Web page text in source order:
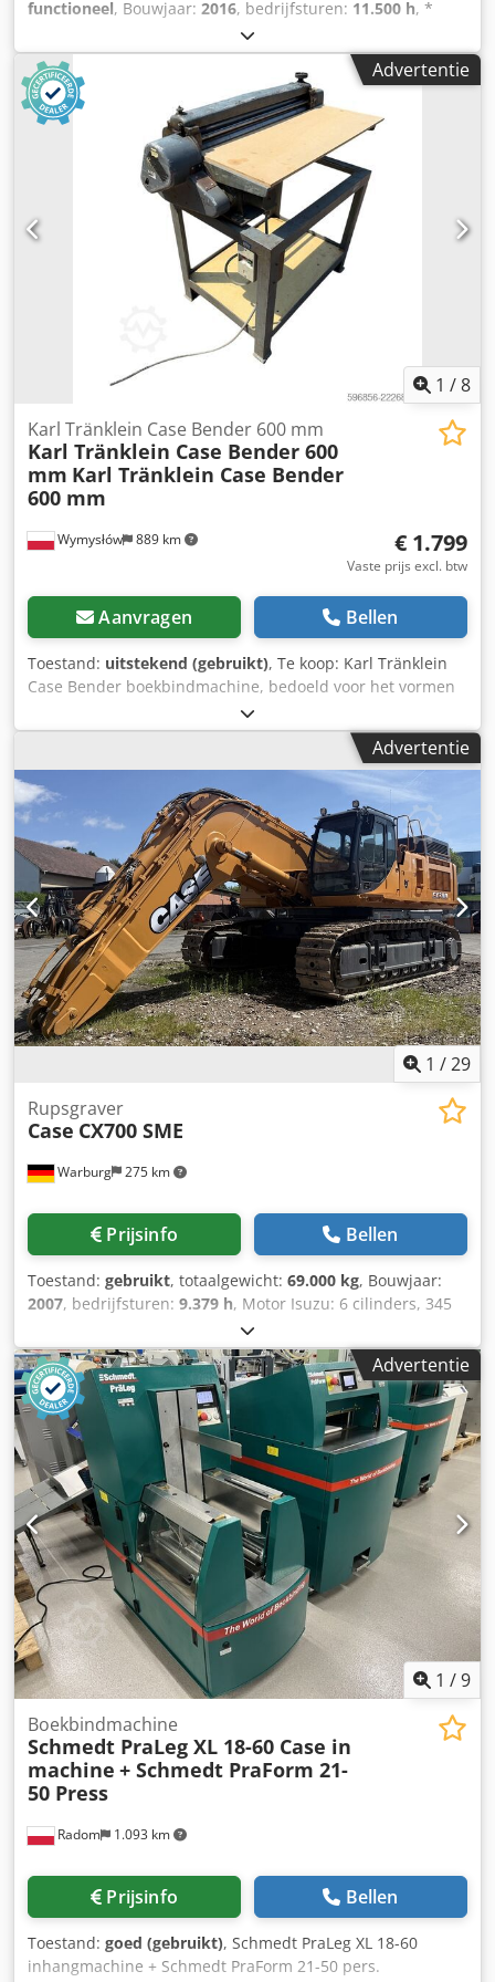
Aanbod geldt eveneens voor overheden. Verkoop aan
uitsluitend particuliere eindgebruikers is uitgesloten.
Tussentijdse verkoop en fouten voorbehouden. Netto prijs:
20.900,- euro.
functioneel, Bouwjaar: 2016, bedrijfsturen: 11.500 h, *
11.500 bedrijfsuren * Bedrijfsgewicht 15.700 kg Dsdpfx Aoy
Rm H Esbhsck * Motorvermogen 77 kW * Roadliner *
hydraulische snelwissel * airconditioning
Advertentie
1 /8
Wymysłów 889 km
Karl Tränklein Case Bender 600 mm
Karl Tränklein Case Bender 600
mm Karl Tränklein Case Bender
600 mm
€ 1.799
Vaste prijs excl. btw
Aanvragen Bellen
Toestand: uitstekend (gebruikt), Te koop: Karl Tränklein
Case Bender boekbindmachine, bedoeld voor het vormen
en buigen van ruggen van harde boekomslagen. Het
apparaat geeft omslagen de juiste radius, waardoor deze
perfect aansluiten op het boekblok. De machine is
uitgerust met verstelbare rollen waarmee deze kan
worden aangepast aan verschillende omslagdiktes. De
robuuste gietijzeren constructie zorgt voor hoge precisie
en jarenlang gebruik. Technische gegevens: Fabrikant: Karl
Tränklein Type: Case Bender / rugvormmachine
Werkbreedte: ca. 600 mm Instelbare roldraad Stabiele
gietijzeren constructie Elektrische aandrijving Werktafel
Staat: gebruikt Toepassingen: productie van hardcover
boeken, boekbinderijen, drukkerijen, Dcodpfxsziwnbe
Abhok grafische bedrijven, productie van albums, catalogi
en omslagen.
Advertentie
1 /29
Warburg 275 km
Rupsgraver
Case CX700 SME
Prijsinfo Bellen
Toestand: gebruikt, totaalgewicht: 69.000 kg, Bouwjaar:
2007, bedrijfsturen: 9.379 h, Motor Isuzu: 6 cilinders, 345
kW – AH-6WG1X – EPA en CE Giek 6,58 m Stel 3 m
Bodemplaten 650 mm Alle hydrauliekslangen
(hamer/grijper en rotatie) Hydraulische snelwissel: OIL
Quick OQ90 of Lehnhoff HS80 Dieplepel – 4,55 m³ SAE
Transportgewicht 69 ton Transportbreedte 3,93 m
Werkbreedte (4,14 m met opstappen) Transporthoogte 4,37
m Machine is in onze werkplaats gereviseerd en
gerepareerd Rapport op aanvraag Dcedpfoul U H Tsx Abhjk
Grote onderhoudsbeurt uitgevoerd: alle oliën en filters,
inclusief 650 liter hydrauliekolie CASE Duitsland maart
2026: De motor heeft 6 nieuwe injectoren (factuur op
aanvraag)
Advertentie
1 /9
Radom 1.093 km
Boekbindmachine
Schmedt PraLeg XL 18-60 Case in
machine + Schmedt PraForm 21-
50 Press
Prijsinfo Bellen
Toestand: goed (gebruikt), Schmedt PraLeg XL 18-60
inhangmachine + Schmedt PraForm 21-50 pers.